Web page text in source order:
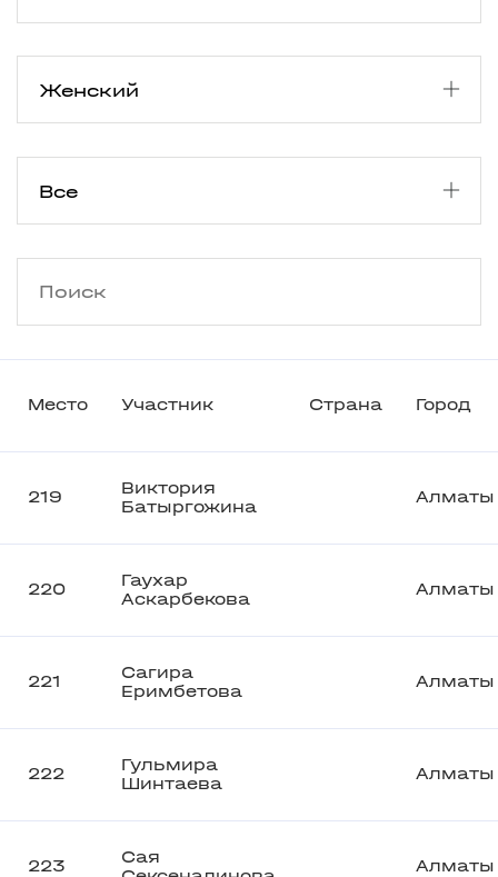
Место Участник Страна Город
219
Виктория
Батыргожина
Алматы
220
Гаухар
Аскарбекова
Алматы
221
Сагира
Еримбетова
Алматы
222
Гульмира
Шинтаева
Алматы
223
Сая
Алматы